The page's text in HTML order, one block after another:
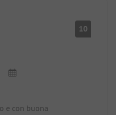
10
e con buona